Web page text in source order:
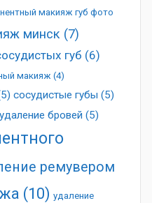
макияж губ фото
минск (7)
губ (6)
макияж (4)
сосудистые губы (5)
удаление бровей (5)
ремувером
(10) удаление